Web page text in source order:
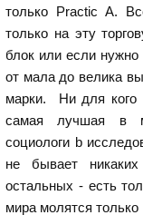
только Practic A.
только на эту
блок или если нужно
от мала до велика
марки. Ни для кого
самая лучшая в
социологи b
не бывает
остальных - есть
мира молятся